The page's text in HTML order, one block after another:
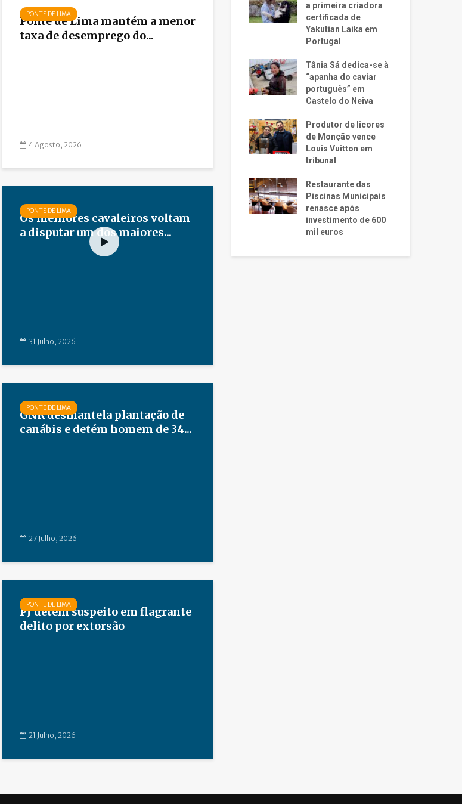
PONTE DE LIMA
Ponte de Lima mantém a menor
taxa de desemprego do...
4 Agosto, 2026
PONTE DE LIMA
Os melhores cavaleiros voltam
a disputar um dos maiores...
31 Julho, 2026
PONTE DE LIMA
GNR desmantela plantação de
canábis e detém homem de 34...
27 Julho, 2026
PONTE DE LIMA
PJ detém suspeito em flagrante
delito por extorsão
21 Julho, 2026
a primeira criadora
certificada de
Yakutian Laika em
Portugal
Tânia Sá dedica-se à
“apanha do caviar
português” em
Castelo do Neiva
Produtor de licores
de Monção vence
Louis Vuitton em
tribunal
Restaurante das
Piscinas Municipais
renasce após
investimento de 600
mil euros